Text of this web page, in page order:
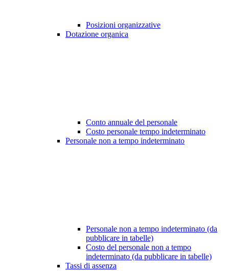
Posizioni organizzative
Dotazione organica
Conto annuale del personale
Costo personale tempo indeterminato
Personale non a tempo indeterminato
Personale non a tempo indeterminato (da
pubblicare in tabelle)
Costo del personale non a tempo
indeterminato (da pubblicare in tabelle)
Tassi di assenza